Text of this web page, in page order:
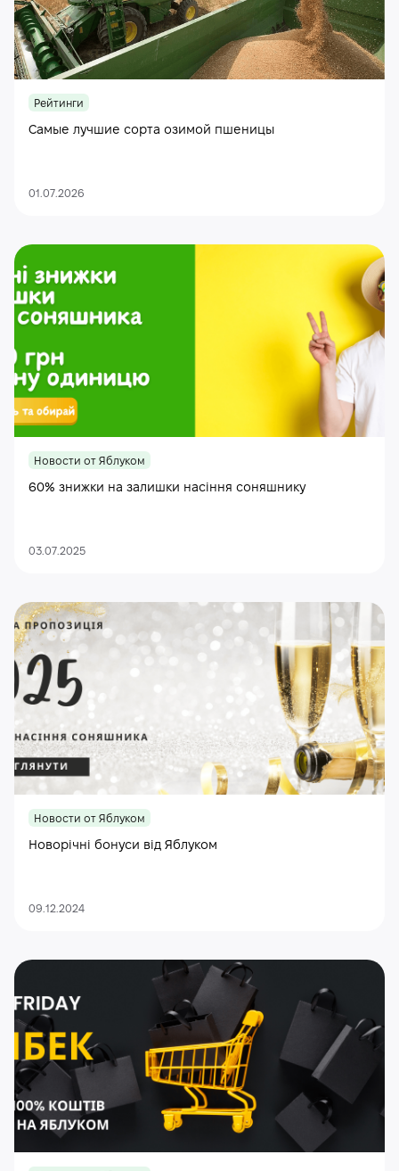
Рейтинги
Самые лучшие сорта озимой пшеницы
01.07.2026
Новости от Яблуком
60% знижки на залишки насіння соняшнику
03.07.2025
Новости от Яблуком
Новорічні бонуси від Яблуком
09.12.2024